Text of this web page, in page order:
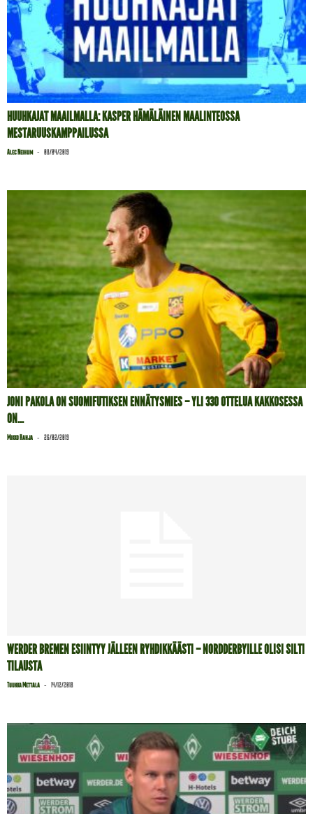
HUUHKAJAT MAAILMALLA: KASPER HÄMÄLÄINEN MAALINTEOSSA
MESTARUUSKAMPPAILUSSA
Alec Neihum - 08/04/2019
JONI PAKOLA ON SUOMIFUTIKSEN ENNÄTYSMIES – YLI 330 OTTELUA KAKKOSESSA
ON...
Mikko Rahja - 26/02/2019
WERDER BREMEN ESIINTYY JÄLLEEN RYHDIKKÄÄSTI – NORDDERBYILLE OLISI SILTI
TILAUSTA
Tuukka Mettälä - 14/12/2018